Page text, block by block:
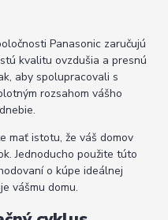
Panasonic zaručujú
kvalitu ovzdušia a presnú
aby spolupracovali s
rozsahom vášho
mať istotu, že váš domov
Jednoducho použite túto
o kúpe ideálnej
vášmu domu.